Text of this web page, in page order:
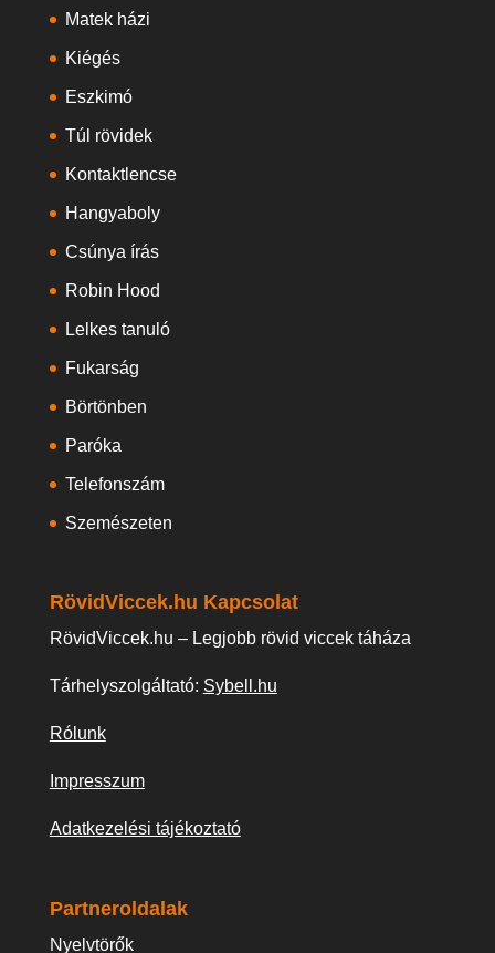
Matek házi
Kiégés
Eszkimó
Túl rövidek
Kontaktlencse
Hangyaboly
Csúnya írás
Robin Hood
Lelkes tanuló
Fukarság
Börtönben
Paróka
Telefonszám
Szemészeten
RövidViccek.hu Kapcsolat
RövidViccek.hu – Legjobb rövid viccek táháza
Tárhelyszolgáltató: Sybell.hu
Rólunk
Impresszum
Adatkezelési tájékoztató
Partneroldalak
Nyelvtörők